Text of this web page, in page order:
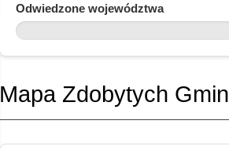
Odwiedzone województwa
Mapa Zdobytych Gmin